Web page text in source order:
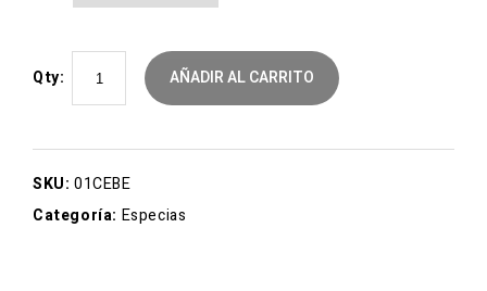
Qty: AÑADIR AL CARRITO
SKU: 01CEBE
Categoría: Especias